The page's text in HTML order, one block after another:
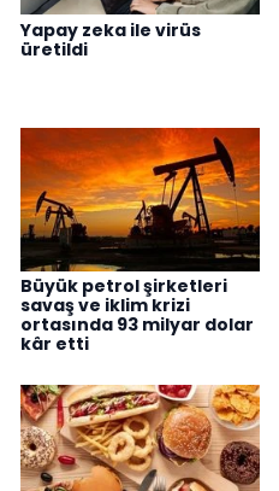
Yapay zeka ile virüs
üretildi
Büyük petrol şirketleri
savaş ve iklim krizi
ortasında 93 milyar dolar
kâr etti